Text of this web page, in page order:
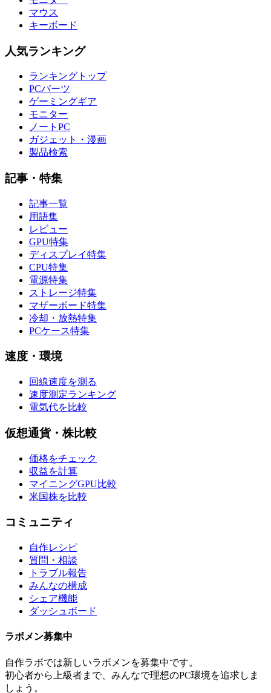
マウス
キーボード
人気ランキング
ランキングトップ
PCパーツ
ゲーミングギア
モニター
ノートPC
ガジェット・漫画
製品検索
記事・特集
記事一覧
用語集
レビュー
GPU特集
ディスプレイ特集
CPU特集
電源特集
ストレージ特集
マザーボード特集
冷却・放熱特集
PCケース特集
速度・環境
回線速度を測る
速度測定ランキング
電気代を比較
仮想通貨・株比較
価格をチェック
収益を計算
マイニングGPU比較
米国株を比較
コミュニティ
自作レシピ
質問・相談
トラブル報告
みんなの構成
シェア機能
ダッシュボード
ラボメン募集中
自作ラボでは新しいラボメンを募集中です。
初心者から上級者まで、みんなで理想のPC環境を追求しま
しょう。